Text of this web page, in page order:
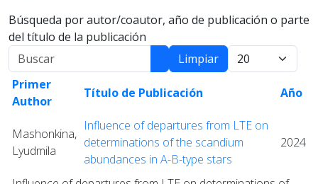
Búsqueda por autor/coautor, año de publicación o parte
del título de la publicación
Buscar
Limpiar Mostrar:
Primer
Author
Título de Publicación Año
Mashonkina,
Lyudmila
Influence of departures from LTE on
determinations of the scandium
abundances in A-B-type stars
2024